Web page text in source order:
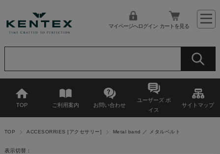
マイページへログイン カートを見る
TOP ご利用案内 お問い合わせ
ユーザーズ ボ
イス
サイトマップ
TOP ACCESORRIES [アクセサリー] Metal band ／ メタルベルト
表示切替：